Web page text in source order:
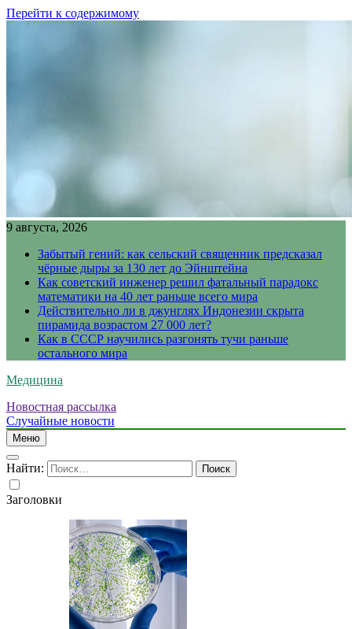
Перейти к содержимому
9 августа, 2026
Забытый гений: как сельский священник предсказал
чёрные дыры за 130 лет до Эйнштейна
Как советский инженер решил фатальный парадокс
математики на 40 лет раньше всего мира
Действительно ли в джунглях Индонезии скрыта
пирамида возрастом 27 000 лет?
Как в СССР научились разгонять тучи раньше
остального мира
Медицина
Новостная рассылка
Случайные новости
Меню
Найти:
Заголовки